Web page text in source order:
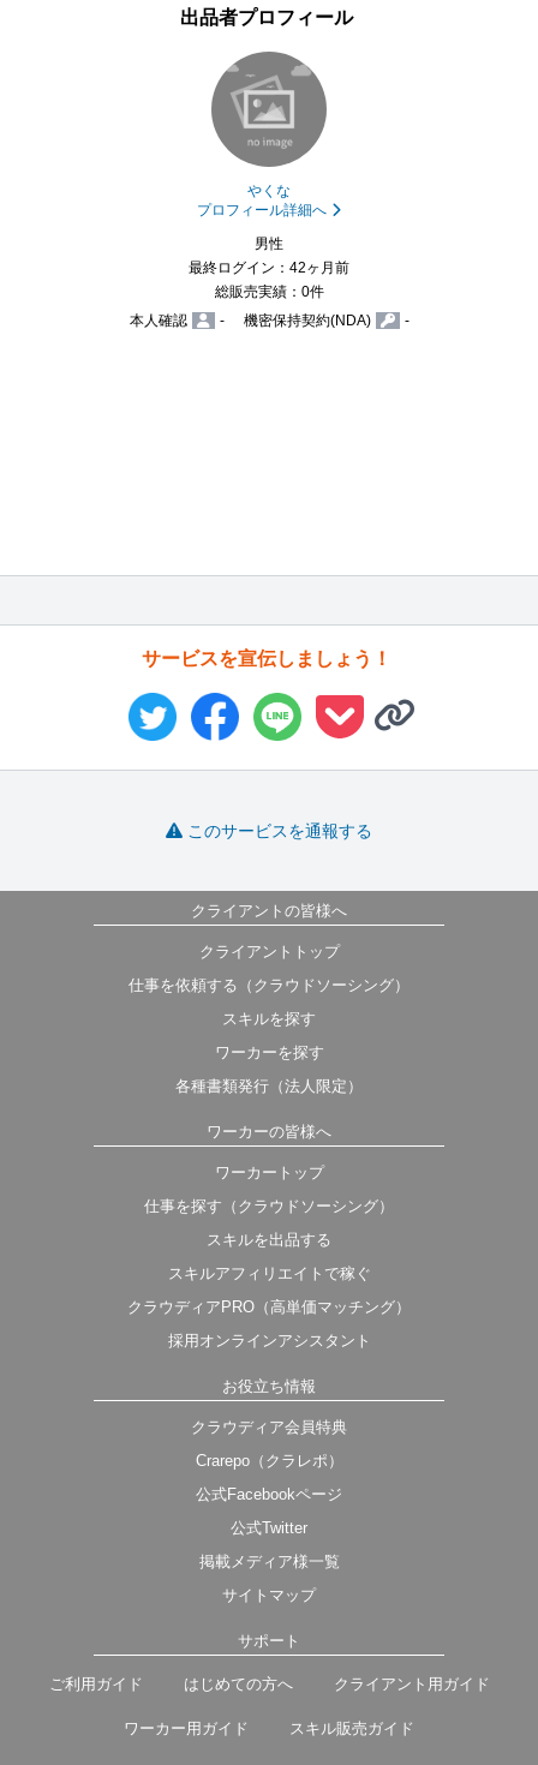
出品者プロフィール
やくな
プロフィール詳細へ
男性
最終ログイン：42ヶ月前
総販売実績：0件
本人確認
- 機密保持契約(NDA) -
サービスを宣伝しましょう！
このサービスを通報する
クライアントの皆様へ
クライアントトップ
仕事を依頼する（クラウドソーシング）
スキルを探す
ワーカーを探す
各種書類発行（法人限定）
ワーカーの皆様へ
ワーカートップ
仕事を探す（クラウドソーシング）
スキルを出品する
スキルアフィリエイトで稼ぐ
クラウディアPRO（高単価マッチング）
採用オンラインアシスタント
お役立ち情報
クラウディア会員特典
Crarepo（クラレポ）
公式Facebookページ
公式Twitter
掲載メディア様一覧
サイトマップ
サポート
ご利用ガイド はじめての方へ クライアント用ガイド
ワーカー用ガイド スキル販売ガイド